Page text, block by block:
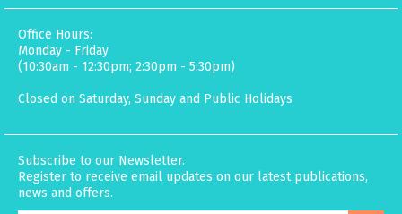
Office Hours:
Monday - Friday
(10:30am - 12:30pm; 2:30pm - 5:30pm)
Closed on Saturday, Sunday and Public Holidays
Subscribe to our Newsletter.
Register to receive email updates on our latest publications,
news and offers.